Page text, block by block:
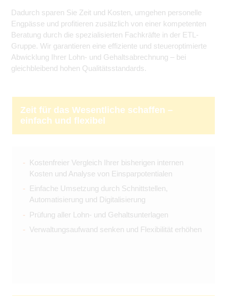
Dadurch sparen Sie Zeit und Kosten, umgehen personelle
Engpässe und profitieren zusätzlich von einer kompetenten
Beratung durch die spezialisierten Fachkräfte in der ETL-
Gruppe. Wir garantieren eine effiziente und steueroptimierte
Abwicklung Ihrer Lohn- und Gehaltsabrechnung – bei
gleichbleibend hohen Qualitätsstandards.
Zeit für das Wesentliche schaffen –
einfach und flexibel
Kostenfreier Vergleich Ihrer bisherigen internen
Kosten und Analyse von Einsparpotentialen
Einfache Umsetzung durch Schnittstellen,
Automatisierung und Digitalisierung
Prüfung aller Lohn- und Gehaltsunterlagen
Verwaltungsaufwand senken und Flexibilität erhöhen